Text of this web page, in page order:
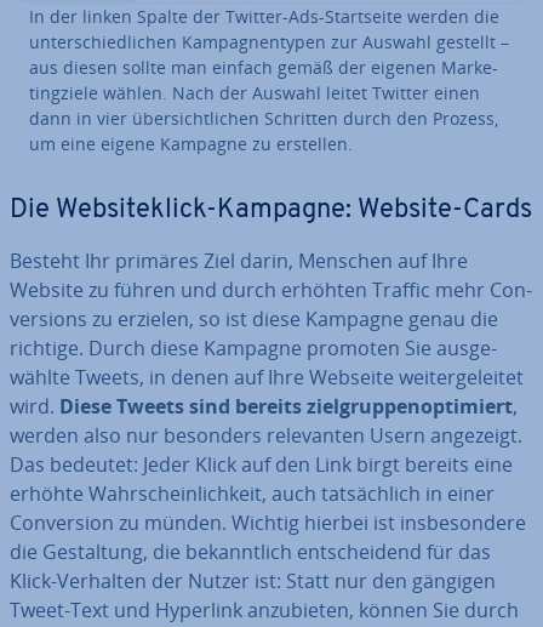
In der linken Spalte der Twitter-Ads-Start­sei­te werden die
un­ter­schied­li­chen Kam­pagn­en­ty­pen zur Auswahl gestellt –
aus diesen sollte man einfach gemäß der eigenen Mar­ke­
ting­zie­le wählen. Nach der Auswahl leitet Twitter einen
dann in vier über­sicht­li­chen Schritten durch den Prozess,
um eine eigene Kampagne zu erstellen.
Die Web­site­klick-Kampagne: Website-Cards
Besteht Ihr primäres Ziel darin, Menschen auf Ihre
Website zu führen und durch erhöhten Traffic mehr Con­
ver­si­ons zu erzielen, so ist diese Kampagne genau die
richtige. Durch diese Kampagne promoten Sie aus­ge­
wähl­te Tweets, in denen auf Ihre Webseite wei­ter­ge­lei­tet
wird. DieseTweets sind bereits ziel­grup­pen­op­ti­miert,
werden also nur besonders re­le­van­ten Usern angezeigt.
Das bedeutet: Jeder Klick auf den Link birgt bereits eine
erhöhte Wahr­schein­lich­keit, auch tat­säch­lich in einer
Con­ver­si­on zu münden. Wichtig hierbei ist ins­be­son­de­re
die Ge­stal­tung, die be­kannt­lich ent­schei­dend für das
Klick-Verhalten der Nutzer ist: Statt nur den gängigen
Tweet-Text und Hyperlink an­zu­bie­ten, können Sie durch